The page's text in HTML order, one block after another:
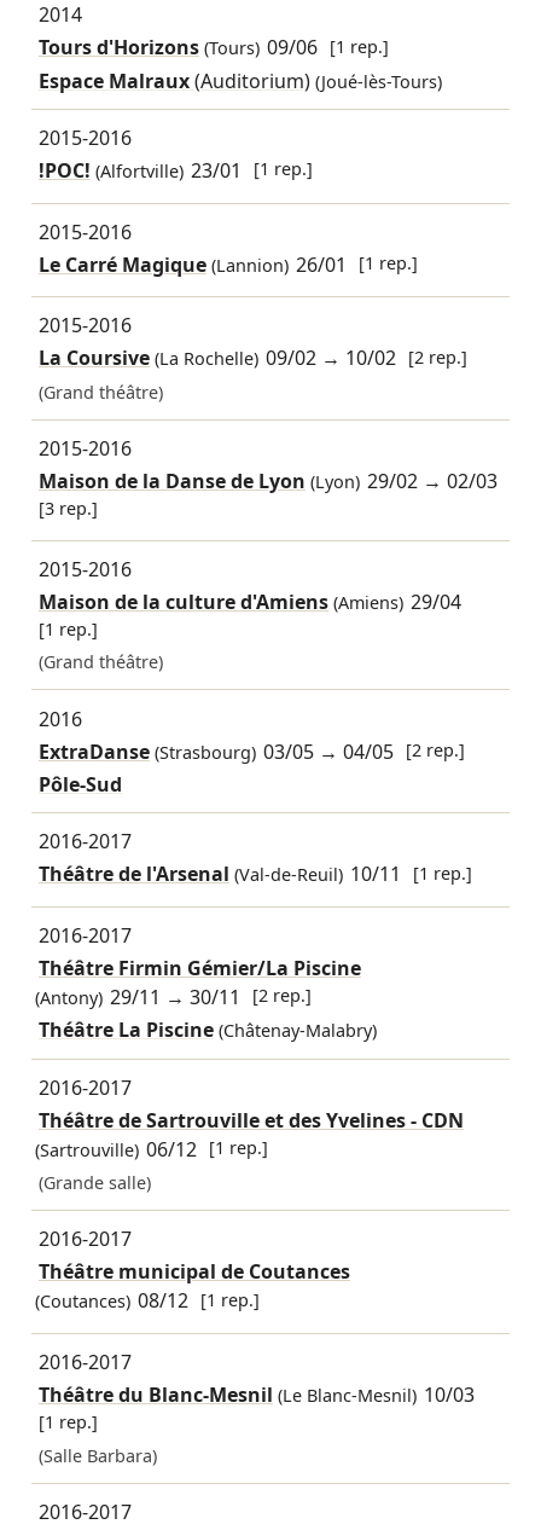
2014
Tours d'Horizons(Tours) 09/06 [1 rep.]
Espace Malraux(Auditorium) (Joué-lès-Tours)
2015-2016
!POC! (Alfortville) 23/01 [1 rep.]
2015-2016
Le Carré Magique(Lannion) 26/01 [1 rep.]
2015-2016
La Coursive(La Rochelle) 09/02 → 10/02 [2 rep.]
(Grand théâtre)
2015-2016
Maison de la Danse de Lyon (Lyon) 29/02 →02/03
[3 rep.]
2015-2016
Maison de la culture d'Amiens(Amiens) 29/04
[1 rep.]
(Grand théâtre)
2016
ExtraDanse(Strasbourg) 03/05 →04/05 [2 rep.]
Pôle-Sud
2016-2017
Théâtre de l'Arsenal (Val-de-Reuil) 10/11 [1 rep.]
2016-2017
Théâtre Firmin Gémier/La Piscine
(Antony) 29/11 →30/11 [2 rep.]
Théâtre La Piscine (Châtenay-Malabry)
2016-2017
Théâtre de Sartrouville et des Yvelines - CDN
(Sartrouville) 06/12 [1 rep.]
(Grande salle)
2016-2017
Théâtre municipal de Coutances
(Coutances) 08/12 [1 rep.]
2016-2017
Théâtre du Blanc-Mesnil (Le Blanc-Mesnil) 10/03
[1 rep.]
(Salle Barbara)
2016-2017